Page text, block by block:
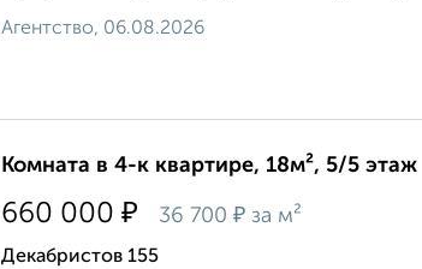
Агентство, 06.08.2026
Комната в 4-к квартире, 18м², 5/5 этаж
660 000 ₽ 36 700 ₽ за м²
Декабристов 155